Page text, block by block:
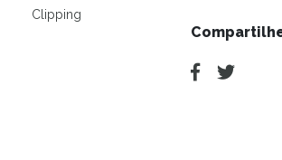
Clipping